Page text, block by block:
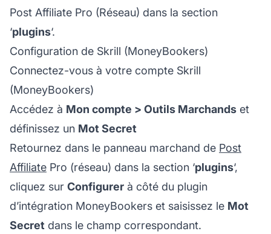
Post Affiliate Pro (Réseau) dans la section
‘plugins‘.
Configuration de Skrill (MoneyBookers)
Connectez-vous à votre compte Skrill
(MoneyBookers)
Accédez à Mon compte > Outils Marchands et
définissez un Mot Secret
Retournez dans le panneau marchand de Post
Affiliate Pro (réseau) dans la section ‘plugins‘,
cliquez sur Configurer à côté du plugin
d’intégration MoneyBookers et saisissez le Mot
Secret dans le champ correspondant.